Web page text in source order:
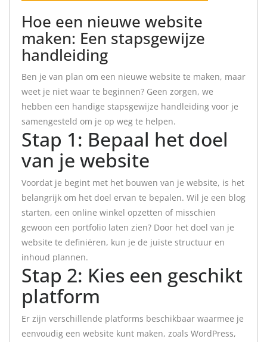
Hoe een nieuwe website
maken: Een stapsgewijze
handleiding
Ben je van plan om een nieuwe website te maken, maar
weet je niet waar te beginnen? Geen zorgen, we
hebben een handige stapsgewijze handleiding voor je
samengesteld om je op weg te helpen.
Stap 1: Bepaal het doel
van je website
Voordat je begint met het bouwen van je website, is het
belangrijk om het doel ervan te bepalen. Wil je een blog
starten, een online winkel opzetten of misschien
gewoon een portfolio laten zien? Door het doel van je
website te definiëren, kun je de juiste structuur en
inhoud plannen.
Stap 2: Kies een geschikt
platform
Er zijn verschillende platforms beschikbaar waarmee je
eenvoudig een website kunt maken, zoals WordPress,